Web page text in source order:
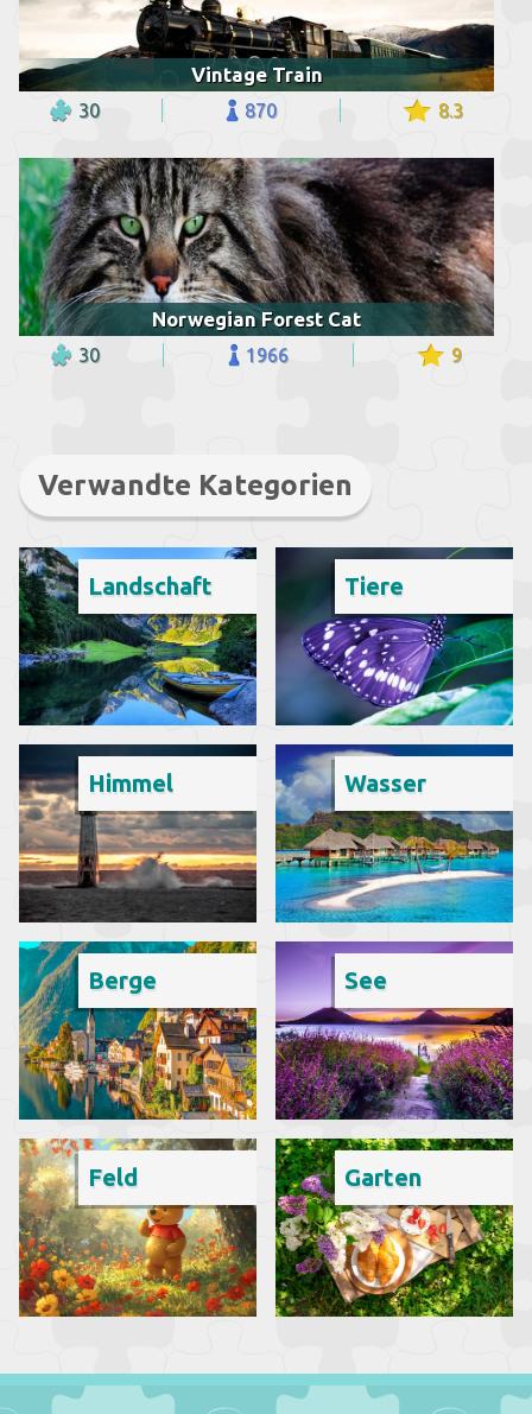
Vintage Train
30 870 8.3
Norwegian Forest Cat
30 1966 9
Verwandte Kategorien
Landschaft Tiere
Himmel Wasser
Berge See
Feld Garten